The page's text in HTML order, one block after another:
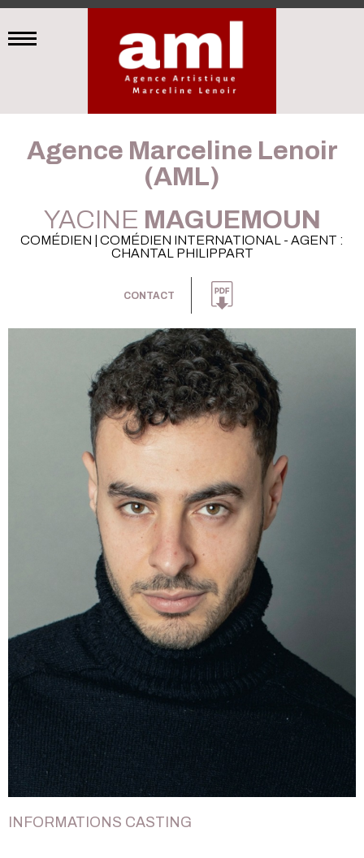
Agence Marceline Lenoir
(AML)
YACINE MAGUEMOUN
COMÉDIEN | COMÉDIEN INTERNATIONAL - AGENT :
CHANTAL PHILIPPART
CONTACT
INFORMATIONS CASTING